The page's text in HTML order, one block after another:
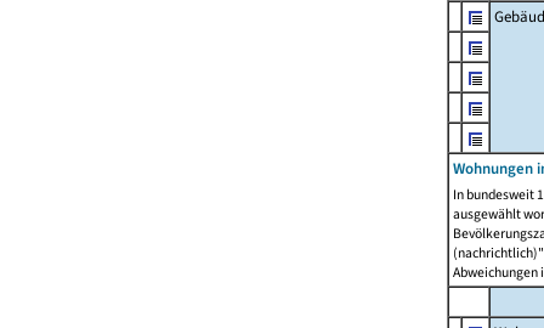
Wohnungen
In bundesweit
ausgewählt
Abweichungen